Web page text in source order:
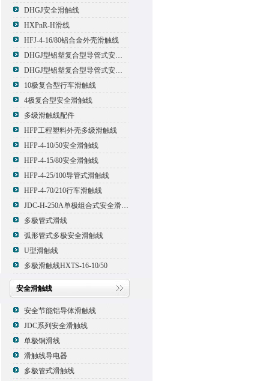
DHGJ安全滑触线
HXPnR-H滑线
HFJ-4-16/80铝合金外壳滑触线
DHGJ型铝塑复合型导管式安全滑触线
DHGJ型铝塑复合型导管式安全滑触线
10极复合型行车滑触线
4极复合型安全滑触线
多级滑触线配件
HFP工程塑料外壳多级滑触线
HFP-4-10/50安全滑触线
HFP-4-15/80安全滑触线
HFP-4-25/100导管式滑触线
HFP-4-70/210行车滑触线
JDC-H-250A单极组合式安全滑触线
多极管式滑线
弧形管式多极安全滑触线
U型滑触线
多极滑触线HXTS-16-10/50
安全滑触线
安全节能铝导体滑触线
JDC系列安全滑触线
单极铜滑线
滑触线导电器
多极管式滑触线